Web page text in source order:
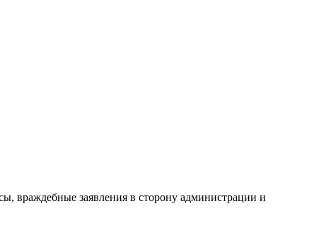
враждебные заявления в сторону администрации и